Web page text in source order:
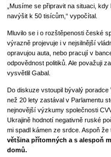
„Musíme se připravit na situaci,
navýšit k 50 tisícům,“ vypočítal.
Mluvilo se i o rozštěpenosti české
výrazně projevuje i v nejsilnější
opravujou auta, nebo pracují v
odpovědnost politiků. Ale považuji
vysvětlil Gabal.
Do diskuze vstoupil bývalý
než 20 lety zastával v Parlamentu
nejnovější výzkumy společnosti
Ukrajině hodnotí negativně ruské
mi spadl kámen ze srdce. Aspoň že
většina přítomných a s alespoň
domů.